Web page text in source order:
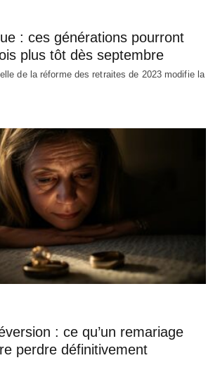
: ces générations pourront
plus tôt dès septembre
de la réforme des retraites de 2023 modifie la
: ce qu’un remariage
perdre définitivement